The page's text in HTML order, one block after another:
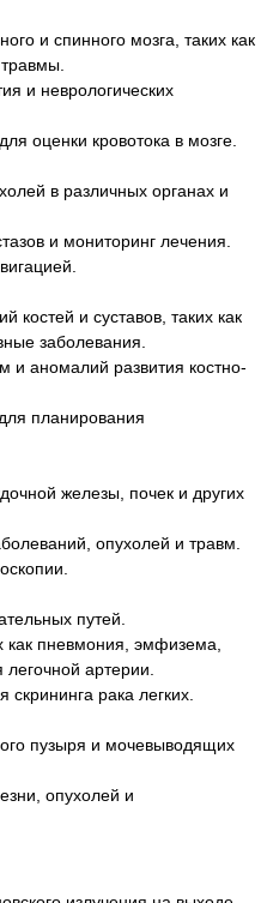
и спинного мозга, таких как
и неврологических
оценки кровотока в мозге.
в различных органах и
и мониторинг лечения.
костей и суставов, таких как
заболевания.
и аномалий развития костно-
планирования
железы, почек и других
опухолей и травм.
путей.
как пневмония, эмфизема,
артерии.
рака легких.
пузыря и мочевыводящих
опухолей и